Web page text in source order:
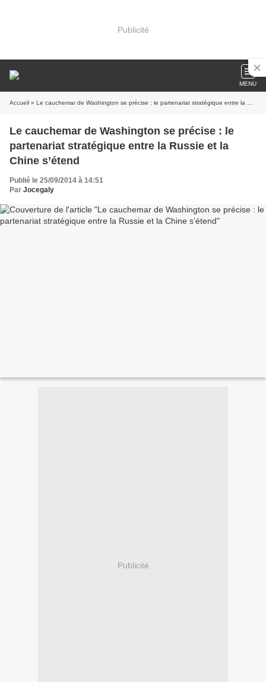
Publicité
MENU
Accueil » Le cauchemar de Washington se précise : le partenariat stratégique entre la Russie et la Chine s’étend
Le cauchemar de Washington se précise : le
partenariat stratégique entre la Russie et la
Chine s’étend
Publié le 25/09/2014 à 14:51
Par Jocegaly
Publicité